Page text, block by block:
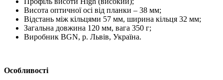
Висота оптичної осі від планки – 38 мм;
Відстань між кільцями 57 мм, ширина кільця 32 мм;
Загальна довжина 120 мм, вага 350 г;
Виробник BGN, р. Львів, Україна.
Особливості